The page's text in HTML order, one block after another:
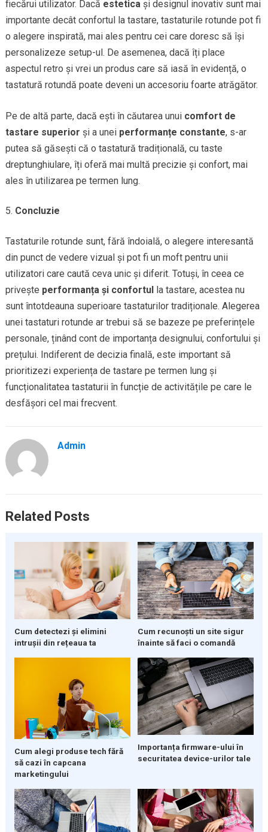
fiecărui utilizator. Dacă estetica și designul inovativ sunt mai
importante decât confortul la tastare, tastaturile rotunde pot fi
o alegere inspirată, mai ales pentru cei care doresc să își
personalizeze setup-ul. De asemenea, dacă îți place
aspectul retro și vrei un produs care să iasă în evidență, o
tastatură rotundă poate deveni un accesoriu foarte atrăgător.
Pe de altă parte, dacă ești în căutarea unui comfort de
tastare superior și a unei performanțe constante, s-ar
putea să găsești că o tastatură tradițională, cu taste
dreptunghiulare, îți oferă mai multă precizie și confort, mai
ales în utilizarea pe termen lung.
Concluzie
Tastaturile rotunde sunt, fără îndoială, o alegere interesantă
din punct de vedere vizual și pot fi un moft pentru unii
utilizatori care caută ceva unic și diferit. Totuși, în ceea ce
privește performanța și confortulla tastare, acestea nu
sunt întotdeauna superioare tastaturilor tradiționale. Alegerea
unei tastaturi rotunde ar trebui să se bazeze pe preferințele
personale, ținând cont de importanța designului, confortului și
prețului. Indiferent de decizia finală, este important să
prioritizezi experiența de tastare pe termen lung și
funcționalitatea tastaturii în funcție de activitățile pe care le
desfășori cel mai frecvent.
Admin
Related Posts
Cum detectezi și elimini
intrușii din rețeaua ta
Cum recunoști un site sigur
înainte să faci o comandă
Cum alegi produse tech fără
să cazi în capcana
marketingului
Importanța firmware-ului în
securitatea device-urilor tale